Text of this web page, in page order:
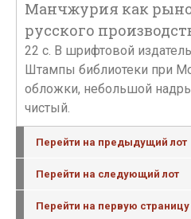
Манчжурия как
русского
22 с. В шрифтовой
Штампы библиотеки при
обложки, небольшой
чистый.
Перейти на предыдущий лот
Перейти на следующий лот
Перейти на первую страницу